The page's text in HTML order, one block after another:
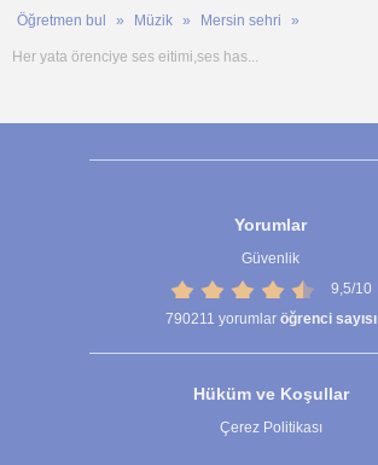
Öğretmen bul Müzik Mersin sehri
Her yata örenciye ses eitimi,ses has...
Yorumlar
Güvenlik
9,5/10
790211 yorumlar öğrenci sayısı
Hüküm ve Koşullar
Çerez Politikası